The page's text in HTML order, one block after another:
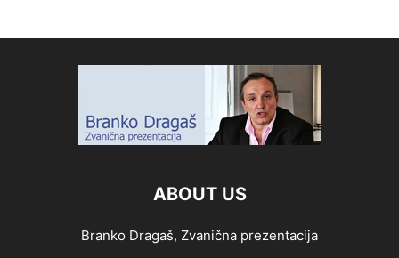
ABOUT US
Branko Dragaš, Zvanična prezentacija